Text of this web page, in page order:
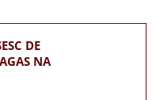
DE
NA